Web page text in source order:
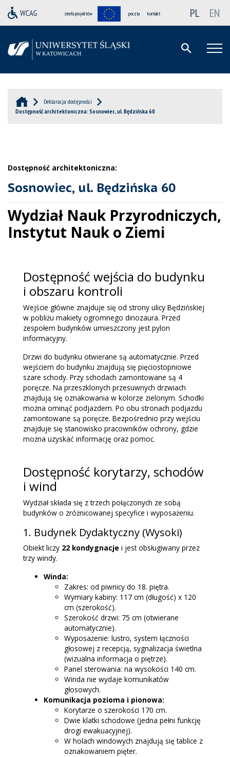
strefa projektów poczta kontakt PL EN
Deklaracja dostępności
Dostępność architektoniczna: Sosnowiec, ul. Będzińska 60
Dostępność architektoniczna:
Sosnowiec, ul. Będzińska 60
Wydział Nauk Przyrodniczych,
Instytut Nauk o Ziemi
Dostępność wejścia do budynku
i obszaru kontroli
Wejście główne znajduje się od strony ulicy Będzińskiej
w pobliżu makiety ogromnego dinozaura. Przed
zespołem budynków umieszczony jest pylon
informacyjny.
Drzwi do budynku otwierane są automatycznie. Przed
wejściem do budynku znajdują się pięciostopniowe
szare schody. Przy schodach zamontowane są 4
poręcze. Na przeszklonych przesuwnych drzwiach
znajdują się oznakowania w kolorze zielonym. Schodki
można ominąć podjazdem. Po obu stronach podjazdu
zamontowane są poręcze. Bezpośrednio przy wejściu
znajduje się stanowisko pracowników ochrony, gdzie
można uzyskać informację oraz pomoc.
Dostępność korytarzy, schodów
i wind
Wydział składa się z trzech połączonych ze sobą
budynków o zróżnicowanej specyfice i wyposażeniu.
1. Budynek Dydaktyczny (Wysoki)
Obiekt liczy 22 kondygnacje i jest obsługiwany przez
trzy windy.
Winda:
Zakres: od piwnicy do 18. piętra.
Wymiary kabiny: 117 cm (długość) x 120
cm (szerokość).
Szerokość drzwi: 75 cm (otwierane
automatycznie).
Wyposażenie: lustro, system łączności
głosowej z recepcją, sygnalizacja świetlna
(wizualna informacja o piętrze).
Panel sterowania: na wysokości 140 cm.
Winda nie wydaje komunikatów
głosowych.
Komunikacja pozioma i pionowa:
Korytarze o szerokości 170 cm.
Dwie klatki schodowe (jedna pełni funkcję
drogi ewakuacyjnej).
W holach windowych znajdują się tablice z
oznakowaniem pięter.